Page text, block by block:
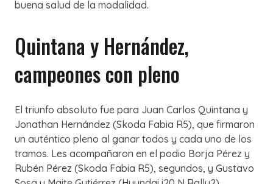
buena salud de la modalidad.
Quintana y Hernández,
campeones con pleno
El triunfo absoluto fue para Juan Carlos Quintana y
Jonathan Hernández (Skoda Fabia R5), que firmaron
un auténtico pleno al ganar todos y cada uno de los
tramos. Les acompañaron en el podio Borja Pérez y
Rubén Pérez (Skoda Fabia R5), segundos, y Gustavo